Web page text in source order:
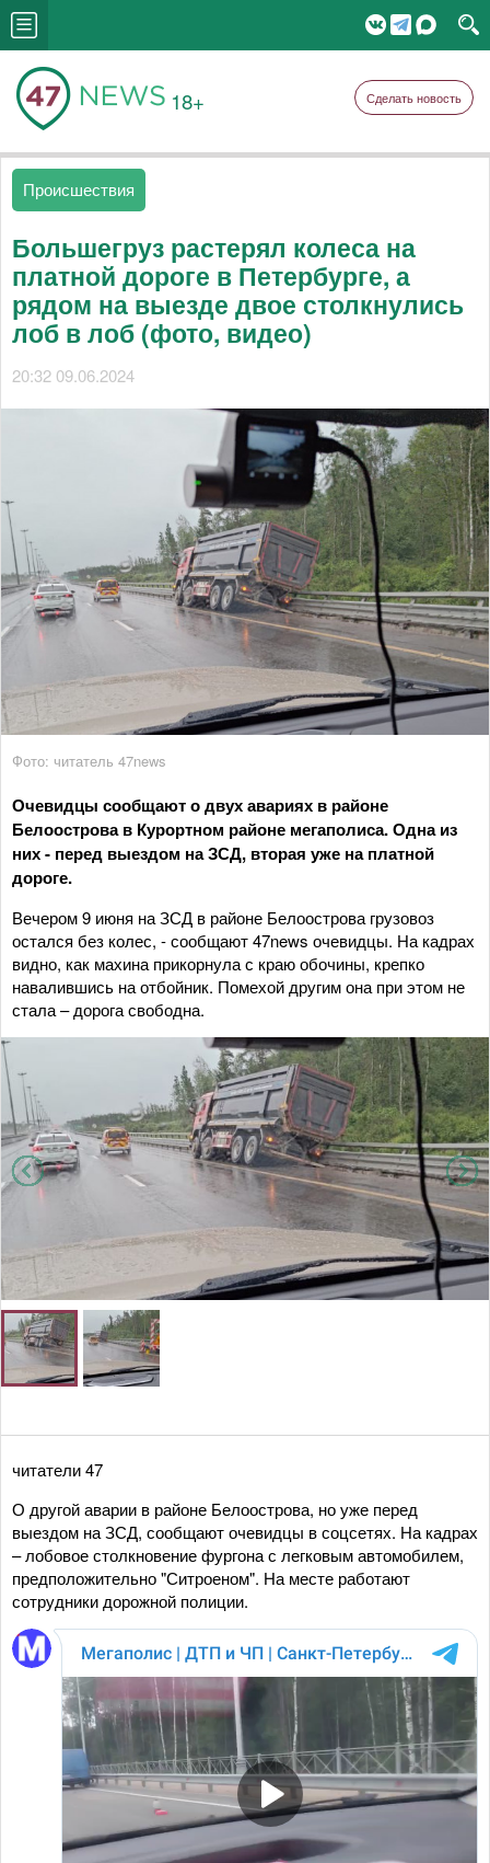
18+ Сделать новость
Происшествия
Большегруз растерял колеса на
платной дороге в Петербурге, а
рядом на выезде двое столкнулись
лоб в лоб (фото, видео)
20:32 09.06.2024
Фото: читатель 47news
Очевидцы сообщают о двух авариях в районе
Белоострова в Курортном районе мегаполиса. Одна из
них - перед выездом на ЗСД, вторая уже на платной
дороге.
Вечером 9 июня на ЗСД в районе Белоострова грузовоз
остался без колес, - сообщают 47news очевидцы. На кадрах
видно, как махина прикорнула с краю обочины, крепко
навалившись на отбойник. Помехой другим она при этом не
стала – дорога свободна.
читатели 47
О другой аварии в районе Белоострова, но уже перед
выездом на ЗСД, сообщают очевидцы в соцсетях. На кадрах
– лобовое столкновение фургона с легковым автомобилем,
предположительно "Ситроеном". На месте работают
сотрудники дорожной полиции.